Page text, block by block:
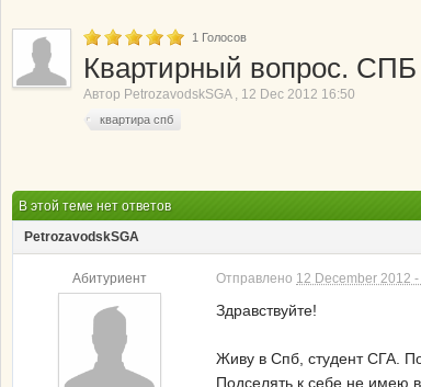
1 Голосов
Квартирный вопрос. СПБ
Автор PetrozavodskSGA , 12 Dec 2012 16:50
квартира спб
В этой теме нет ответов
PetrozavodskSGA
Абитуриент Отправлено 12 December 2012 -
Здравствуйте!
Живу в Спб, студент СГА.
Подселять к себе не имею